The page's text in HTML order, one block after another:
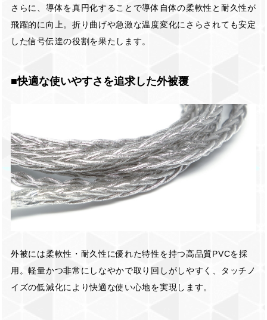
さらに、導体を真円化することで導体自体の柔軟性と耐久性が
飛躍的に向上。折り曲げや急激な温度変化にさらされても安定
した信号伝達の役割を果たします。
■快適な使いやすさを追求した外被覆
外被には柔軟性・耐久性に優れた特性を持つ高品質PVCを採
用。軽量かつ非常にしなやかで取り回しがしやすく、タッチノ
イズの低減化により快適な使い心地を実現します。